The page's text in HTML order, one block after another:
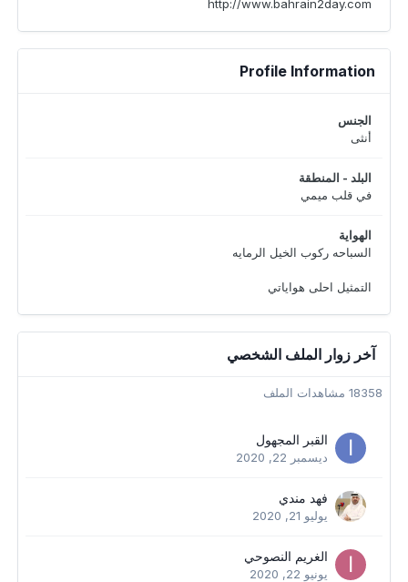
http://www.bahrain2day.com
Profile Information
الجنس
أنثى
البلد - المنطقة
في قلب ميمي
الهواية
السباحه ركوب الخيل الرمايه
التمثيل احلى هواياتي
آخر زوار الملف الشخصي
18358 مشاهدات الملف
القبر المجهول
ديسمبر 22, 2020
فهد مندي
يوليو 21, 2020
الغريم النصوحي
يونيو 22, 2020